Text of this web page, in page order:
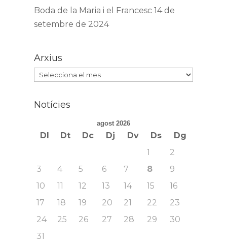
Boda de la Maria i el Francesc 14 de
setembre de 2024
Arxius
Arxius
Notícies
agost 2026
Dl Dt Dc Dj Dv Ds
Dg
1
2
3
4 5 6 7 8
9
10
11 12 13 14 15
16
17
18 19 20 21 22
23
24
25 26 27 28 29
30
31